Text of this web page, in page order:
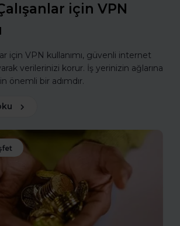
için VPN
için VPN kullanımı, güvenli internet
verilerinizi korur. İş yerinizin ağlarına
önemli bir adımdır.